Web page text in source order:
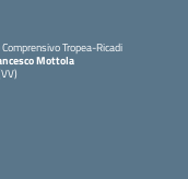
Tropea-Ricadi
Mottola
la pagina iniziale della scuola